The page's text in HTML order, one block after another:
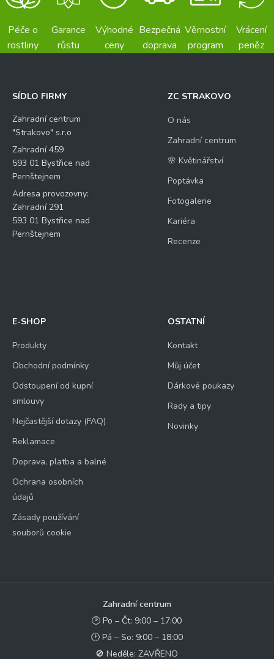
Péče o
rostliny
Garance
růstu
Výhodné
ceny
Bezpečná
doprava
Věrnostní
program
Vrácení
peněz
SÍDLO FIRMY
Zahradní centrum
"Strakovo" s.r.o
Zahradní 459
593 01 Bystřice nad
Pernštejnem
Adresa provozovny:
Zahradní 291
593 01 Bystřice nad
Pernštejnem
ZC STRAKOVO
O nás
Zahradní centrum
🌸 Květinářství
Poptávka
Fotogalerie
Kariéra
Recenze
E-SHOP
Produkty
Obchodní podmínky
Odstoupení od kupní
smlouvy
Nejčastější dotazy (FAQ)
Reklamace
Doprava, platba a balné
Ochrana osobních
údajů
Zásady používání
souborů cookie
OSTATNÍ
Kontakt
Můj účet
Dárkové poukazy
Rady a tipy
Novinky
Zahradní centrum
🕑 Po – Čt: 9:00 – 17:00
🕑 Pá – So: 9:00 – 18:00
🚫 Neděle: ZAVŘENO